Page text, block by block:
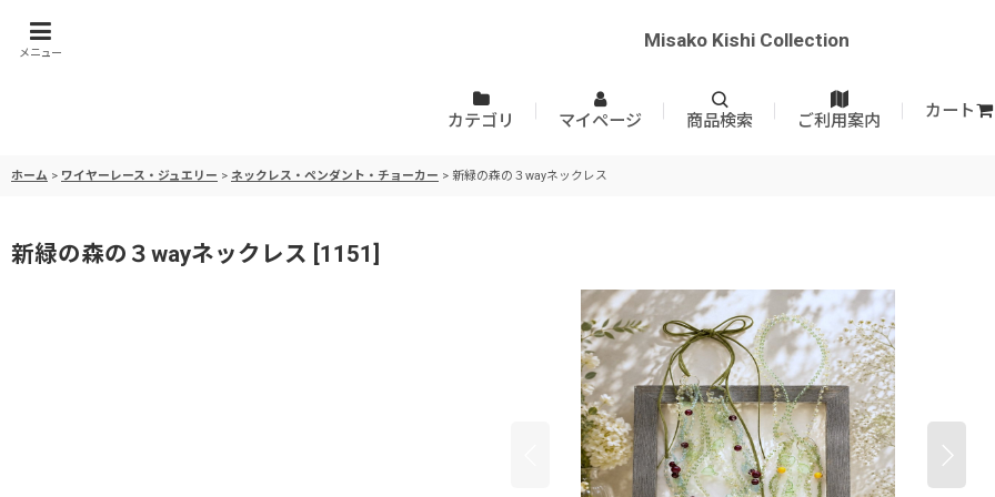
メニュー
Misako Kishi Collection
カテゴリ マイページ 商品検索 ご利用案内
カート
ホーム > ワイヤーレース・ジュエリー > ネックレス・ペンダント・チョーカー > 新緑の森の３wayネックレス
新緑の森の３wayネックレス [1151]